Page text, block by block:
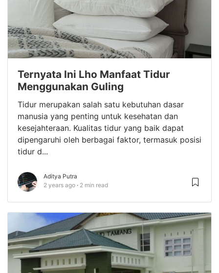
Ternyata Ini Lho Manfaat Tidur
Menggunakan Guling
Tidur merupakan salah satu kebutuhan dasar
manusia yang penting untuk kesehatan dan
kesejahteraan. Kualitas tidur yang baik dapat
dipengaruhi oleh berbagai faktor, termasuk posisi
tidur d...
Aditya Putra
2 years ago
2 min read